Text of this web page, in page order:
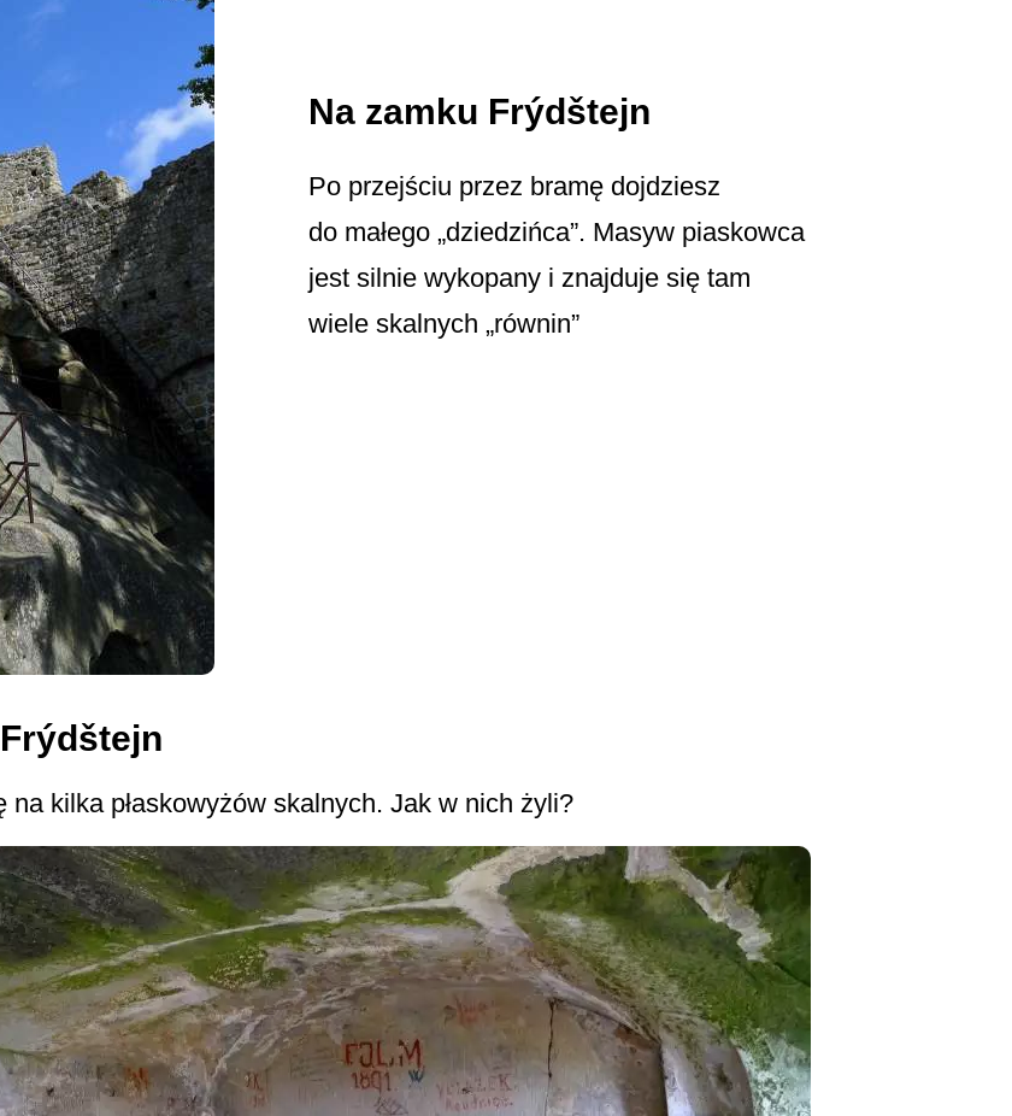
Na zamku Frýdštejn
Po przejściu przez bramę dojdziesz
do małego „dziedzińca”. Masyw piaskowca
jest silnie wykopany i znajduje się tam
wiele skalnych „równin”
kilka płaskowyżów skalnych. Jak w nich żyli?